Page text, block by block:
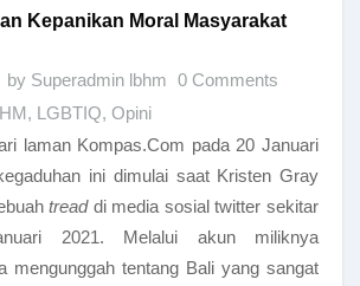
Kepanikan Moral Masyarakat
by Superadmin lbhm 0 Comments
, LGBTIQ, Opini
laman Kompas.Com pada 20 Januari
ini dimulai saat Kristen Gray
treaddi media sosial twitter sekitar
2021. Melalui akun miliknya
mengunggah tentang Bali yang sangat